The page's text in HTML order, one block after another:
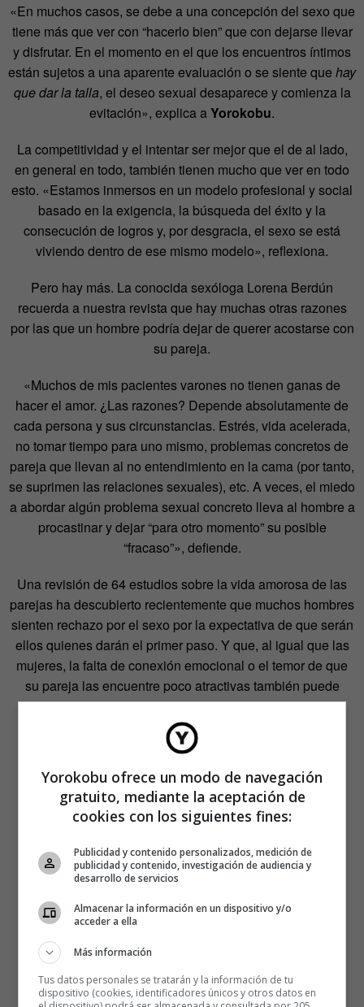
«En muchos casos, se debe a una concepción del sexo que
tiene más que ver con “hacerlo bien” que con dejarse llevar
y disfrutar. En el momento en el que los encuentros íntimos
están sujetos a una aparente evaluación o se siente que hay
que dar la talla, el deseo sexual desaparece y comienza la
evitación», explica aYorokobu.
La competitividad y el intentar ser mejor que el de al lado,
en general en todo, también tienen mucho que ver en todo
esto. «Estamos inmersos en un modelo profesional y social
basado en la exigencia, la búsqueda del éxito y la
consecución de logros y, por desgracia, el sexo se está
viviendo dentro de ese mismo modelo», reflexiona.
Pero hay más. La conocida sexóloga Lorena Berdún
recuerda a nuestra revista que hay muchas otras razones
por las que un hombre podría dejar de querer acostarse con
su pareja.
«Muchos de mis pacientes varones no tienen ganas de
hacer el amor. ¿Las razones? Depende absolutamente de
cada persona y sus circunstancias. Estrés, vida acelerada,
no tomar tiempo para uno mismo, problemas concretos de
pareja que llevan al no entendimiento en la cama (por tanto,
se suprimen las relaciones sexuales), etc. A veces, el miedo
a abordar algún problema sexual concreto lleva al hombre a
procastinar y dejar “para otro momento” su posible
“fracaso”», defiende.
Una revisión de 64 estudios sobre la vida amorosa de las
parejas ha descubierto recientemente que muchos hombres
sienten rechazo por el sexo por la expectativa de que serán
ellos quienes darán el primer paso. Y que, al igual que las
mujeres, la falta de conexión emocional o el temor de que
su pareja las encuentre poco atractivas también puede
hacer que renuncien a una noche de pasión.
Yorokobu ofrece un modo de navegación
gratuito, mediante la aceptación de
cookies con los siguientes fines:
Publicidad y contenido personalizados, medición de
publicidad y contenido, investigación de audiencia y
desarrollo de servicios
Almacenar la información en un dispositivo y/o
acceder a ella
Más información
Tus datos personales se tratarán y la información de tu
dispositivo (cookies, identificadores únicos y otros datos en